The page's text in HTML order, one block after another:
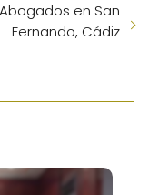
Abogados en San
Fernando, Cádiz